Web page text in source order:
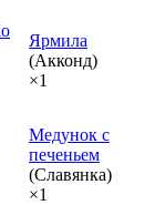
Ярмила
(Акконд)
×1
Медунок с
печеньем
(Славянка)
×1